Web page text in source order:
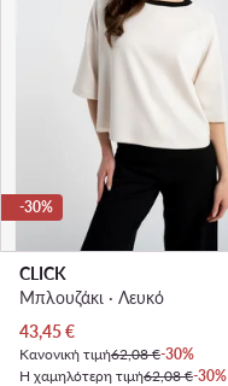
-30%
CLICK
Μπλουζάκι · Λευκό
Τρέχουσα τιμή
43,45€
Κανονική τιμή62,08 €-30%
Η χαμηλότερη τιμή62,08 €-30%